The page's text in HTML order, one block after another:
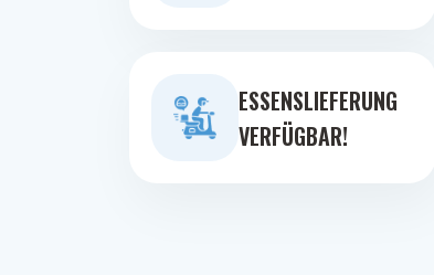
ESSENSLIEFERUNG
VERFÜGBAR!